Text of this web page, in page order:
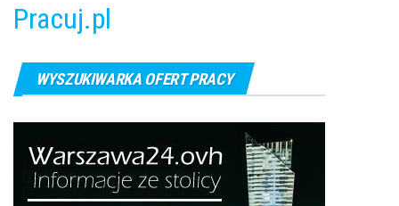
Pracuj.pl
WYSZUKIWARKA OFERT PRACY